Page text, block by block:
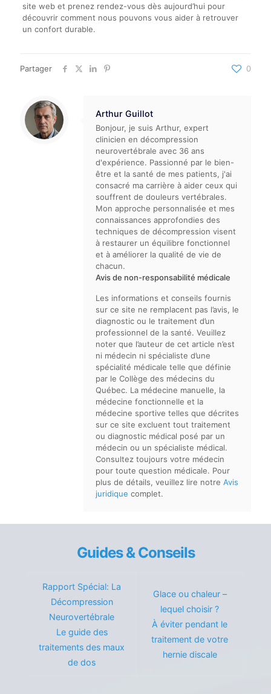
site web et prenez rendez-vous dès aujourd’hui pour
découvrir comment nous pouvons vous aider à retrouver
un confort durable.
Partager 0
Arthur Guillot
Bonjour, je suis Arthur, expert
clinicien en décompression
neurovertébrale avec 36 ans
d'expérience. Passionné par le bien-
être et la santé de mes patients, j'ai
consacré ma carrière à aider ceux qui
souffrent de douleurs vertébrales.
Mon approche personnalisée et mes
connaissances approfondies des
techniques de décompression visent
à restaurer un équilibre fonctionnel
et à améliorer la qualité de vie de
chacun.
Avis de non-responsabilité médicale
Les informations et conseils fournis
sur ce site ne remplacent pas l’avis, le
diagnostic ou le traitement d’un
professionnel de la santé. Veuillez
noter que l’auteur de cet article n’est
ni médecin ni spécialiste d’une
spécialité médicale telle que définie
par le Collège des médecins du
Québec. La médecine manuelle, la
médecine fonctionnelle et la
médecine sportive telles que décrites
sur ce site excluent tout traitement
ou diagnostic médical posé par un
médecin ou un spécialiste médical.
Consultez toujours votre médecin
pour toute question médicale. Pour
plus de détails, veuillez lire notre Avis
juridique complet.
Guides & Conseils
Rapport Spécial: La
Décompression
Neurovertébrale
Le guide des
traitements des maux
de dos
Glace ou chaleur –
lequel choisir ?
À éviter pendant le
traitement de votre
hernie discale